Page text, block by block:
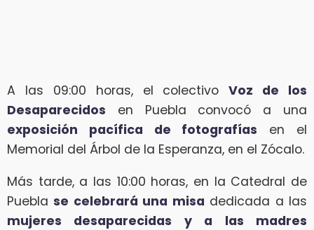
A las 09:00 horas, el colectivoVoz de los
Desaparecidos en Puebla convocó a una
exposición pacífica de fotografías en el
Memorial del Árbol de la Esperanza, en el Zócalo.
Más tarde, a las 10:00 horas, en la Catedral de
Pueblase celebrará una misa dedicada a las
mujeres desaparecidas y a las madres